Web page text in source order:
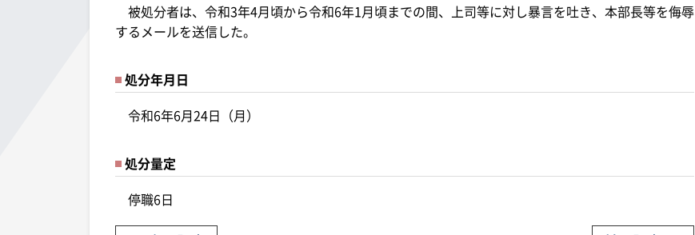
被処分者は、令和3年4月頃から令和6年1月頃までの間、上司等に対し暴言を吐き、本部長等を侮辱
するメールを送信した。
処分年月日
令和6年6月24日（月）
処分量定
停職6日